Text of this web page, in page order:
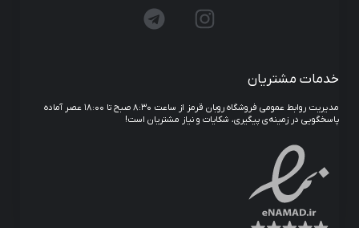
خدمات مشتریان
مدیریت روابط عمومی فروشگاه روبان قرمز از ساعت ۸:۳۰ صبح تا ۱۸:۰۰ عصر آماده
پاسخگویی در زمینه‌ی پیگیری، شکایات و نیاز مشتریان است!